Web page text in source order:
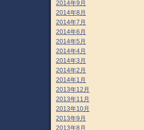
2014年9月
2014年8月
2014年7月
2014年6月
2014年5月
2014年4月
2014年3月
2014年2月
2014年1月
2013年12月
2013年11月
2013年10月
2013年9月
2013年8月